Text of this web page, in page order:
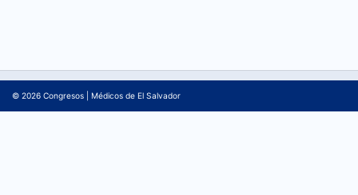
© 2026 Congresos Médicos de El Salvador